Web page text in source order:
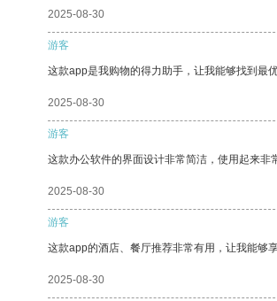
2025-08-30
游客
这款app是我购物的得力助手，让我能够找到最
2025-08-30
游客
这款办公软件的界面设计非常简洁，使用起来非
2025-08-30
游客
这款app的酒店、餐厅推荐非常有用，让我能够
2025-08-30